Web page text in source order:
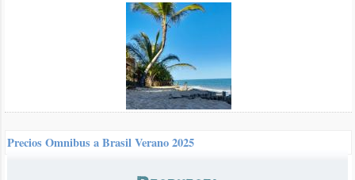
9-dic-2023 | por Lucía
Hola que tal, estamos pensando con mi novio en ir a maceio en
enero. Quería saber si había transporte público que nos lleve a las
Precios Omnibus a Brasil Verano 2025